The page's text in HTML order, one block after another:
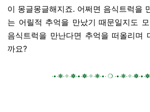
이 몽글몽글해지죠. 어쩌면 음식트럭을
는 어릴적 추억을 만났기 때문일지도
음식트럭을 만난다면 추억을 떠올리며
까요?
∙•∙❃∙✧∙✽∙•∙✽∙✧∙❃∙•∙ ❍